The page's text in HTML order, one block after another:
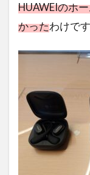
HUAWEIのホ
かったわけです